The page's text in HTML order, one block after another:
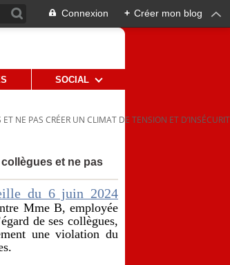
Connexion + Créer mon blog
SOCIAL
NE PAS CRÉER UN CLIMAT DE TENSION ET
et ne pas
du 6 juin 2024
Mme B, employée
de ses collègues,
une violation du